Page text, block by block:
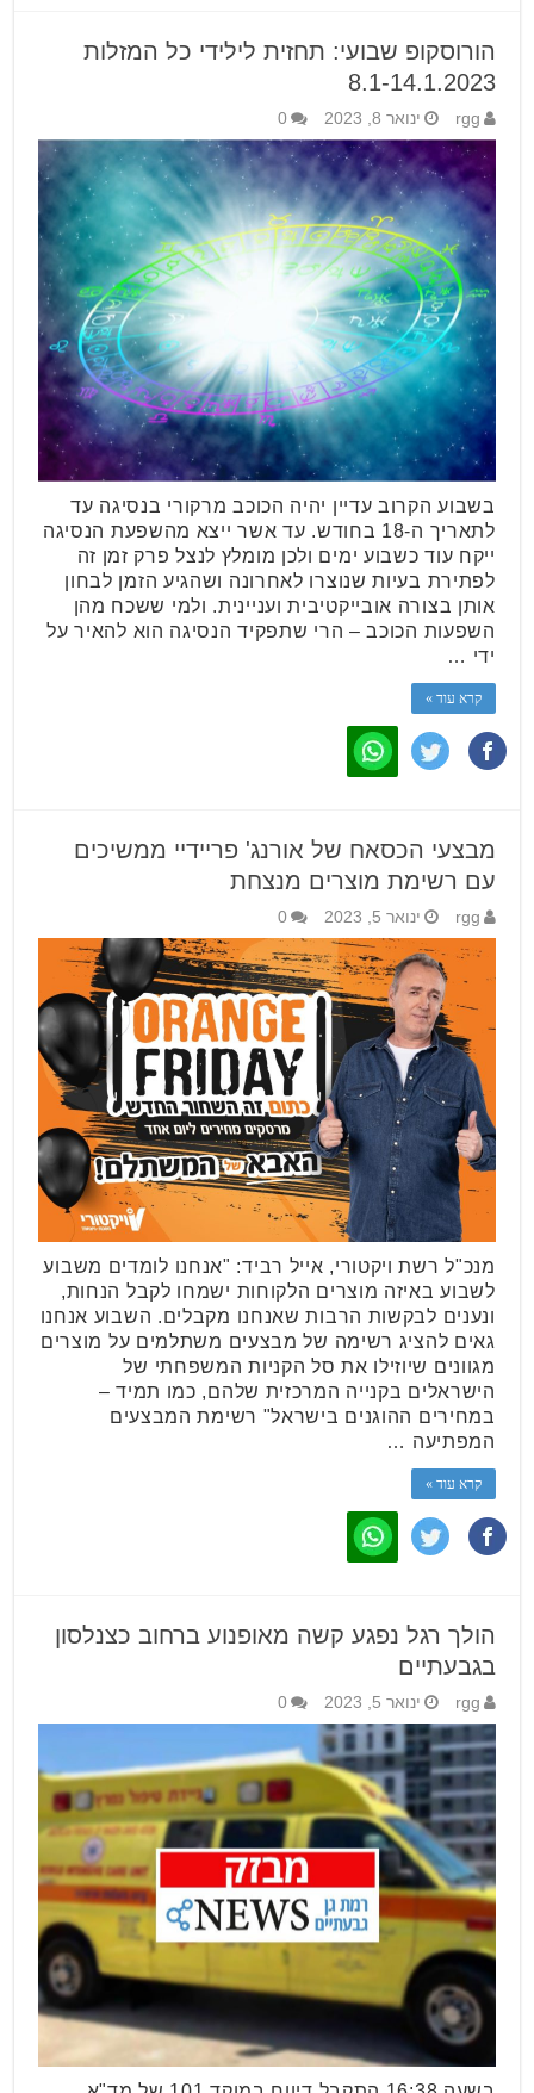
הורוסקופ שבועי: תחזית לילידי כל המזלות
8.1-14.1.2023
rgg ינואר 8, 2023 0
בשבוע הקרוב עדיין יהיה הכוכב מרקורי בנסיגה עד
לתאריך ה-18 בחודש. עד אשר ייצא מהשפעת הנסיגה
ייקח עוד כשבוע ימים ולכן מומלץ לנצל פרק זמן זה
לפתירת בעיות שנוצרו לאחרונה ושהגיע הזמן לבחון
אותן בצורה אובייקטיבית ועניינית. ולמי ששכח מהן
השפעות הכוכב – הרי שתפקיד הנסיגה הוא להאיר על
ידי …
קרא עוד »
מבצעי הכסאח של אורנג' פריידיי ממשיכים
עם רשימת מוצרים מנצחת
rgg ינואר 5, 2023 0
מנכ"ל רשת ויקטורי, אייל רביד: "אנחנו לומדים משבוע
לשבוע באיזה מוצרים הלקוחות ישמחו לקבל הנחות,
ונענים לבקשות הרבות שאנחנו מקבלים. השבוע אנחנו
גאים להציג רשימה של מבצעים משתלמים על מוצרים
מגוונים שיוזילו את סל הקניות המשפחתי של
הישראלים בקנייה המרכזית שלהם, כמו תמיד –
במחירים ההוגנים בישראל" רשימת המבצעים
המפתיעה …
קרא עוד »
הולך רגל נפגע קשה מאופנוע ברחוב כצנלסון
בגבעתיים
rgg ינואר 5, 2023 0